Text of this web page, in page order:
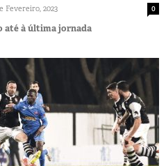
Fevereiro, 2023 0
até à última jornada